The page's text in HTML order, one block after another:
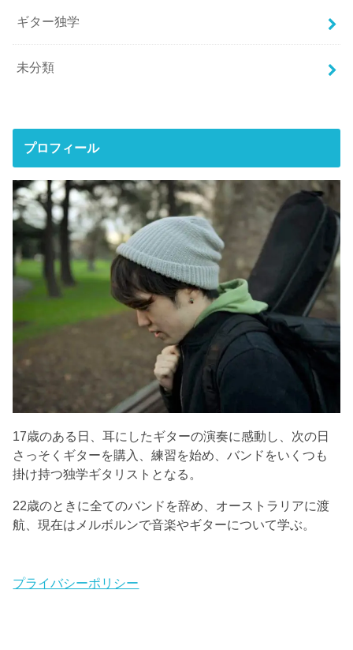
ギター独学
未分類
プロフィール
17歳のある日、耳にしたギターの演奏に感動し、次の日
さっそくギターを購入、練習を始め、バンドをいくつも
掛け持つ独学ギタリストとなる。
22歳のときに全てのバンドを辞め、オーストラリアに渡
航、現在はメルボルンで音楽やギターについて学ぶ。
プライバシーポリシー